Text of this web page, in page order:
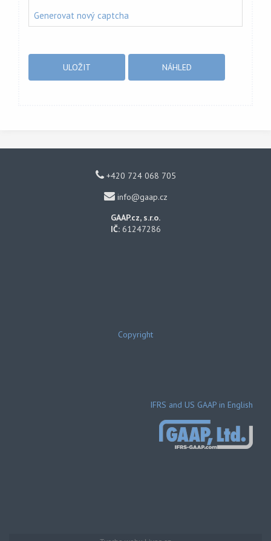
Generovat nový captcha
+420 724 068 705
info@gaap.cz
GAAP.cz, s.r.o.
IČ: 61247286
Copyright
IFRS and US GAAP in English